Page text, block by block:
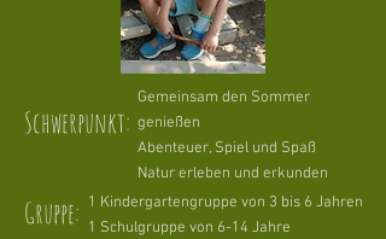
Schwerpunkt:
Gemeinsam den Sommer
genießen
Abenteuer, Spiel und Spaß
Natur erleben und erkunden
Gruppe: 1 Kindergartengruppe von 3 bis 6 Jahren
1 Schulgruppe von 6-14 Jahre